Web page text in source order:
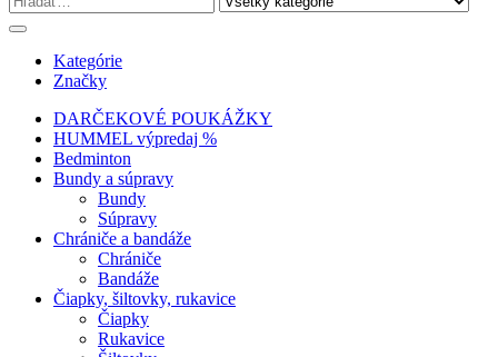
Kategórie
Značky
DARČEKOVÉ POUKÁŽKY
HUMMEL výpredaj %
Bedminton
Bundy a súpravy
Bundy
Súpravy
Chrániče a bandáže
Chrániče
Bandáže
Čiapky, šiltovky, rukavice
Čiapky
Rukavice